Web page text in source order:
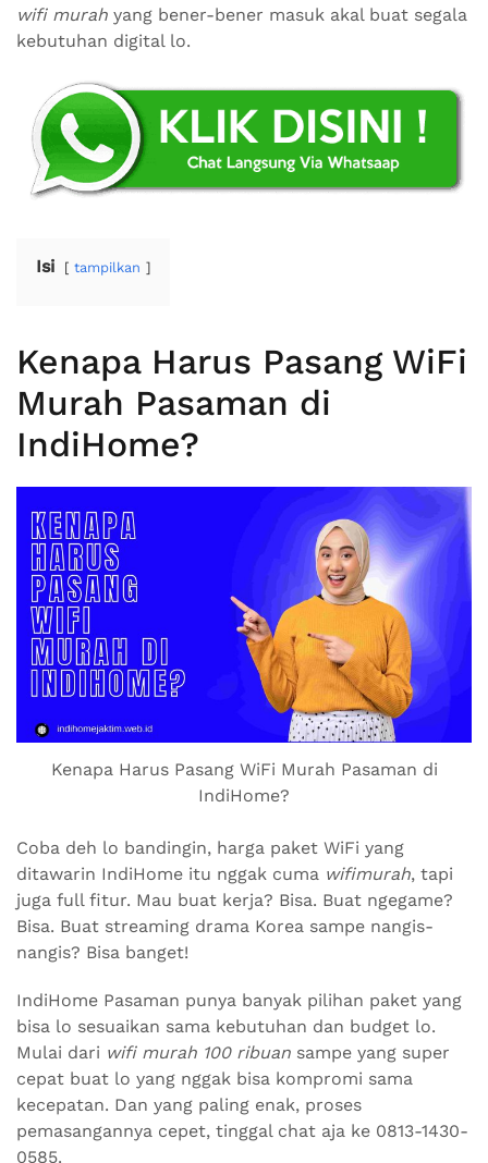
wifi murah yang bener-bener masuk akal buat segala
kebutuhan digital lo.
Isi tampilkan
Kenapa Harus Pasang WiFi
Murah Pasaman di
IndiHome?
Kenapa Harus Pasang WiFi Murah Pasaman di
IndiHome?
Coba deh lo bandingin, harga paket WiFi yang
ditawarin IndiHome itu nggak cuma wifimurah, tapi
juga full fitur. Mau buat kerja? Bisa. Buat ngegame?
Bisa. Buat streaming drama Korea sampe nangis-
nangis? Bisa banget!
IndiHome Pasaman punya banyak pilihan paket yang
bisa lo sesuaikan sama kebutuhan dan budget lo.
Mulai dari wifi murah 100 ribuan sampe yang super
cepat buat lo yang nggak bisa kompromi sama
kecepatan. Dan yang paling enak, proses
pemasangannya cepet, tinggal chat aja ke 0813-1430-
0585.